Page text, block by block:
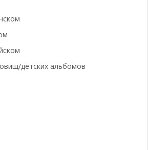
детских альбомов